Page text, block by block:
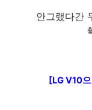
안그랬다간
[LG V10